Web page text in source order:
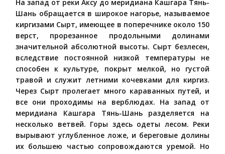
На запад от реки Аксу до меридиана Кашгара Тянь-
Шань обращается в широкое нагорье, называемое
киргизами Сырт, имеющее в поперечнике около 150
верст, прорезанное продольными долинами
значительной абсолютной высоты. Сырт безлесен,
вследствие постоянной низкой температуры не
способен к культуре, покрыт мелкой, но густой
травой и служит летними кочевками для киргиз.
Через Сырт пролегает много караванных путей, и
все они проходимы на верблюдах. На запад от
меридиана Кашгара Тянь-Шань разделяется на
несколько ветвей. Горы здесь одеты лесом. Реки
вырывают углубленное ложе, и береговые долины
их большею частью сопровождаются уремой. Но